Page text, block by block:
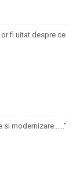
fi uitat despre ce
modernizare......"